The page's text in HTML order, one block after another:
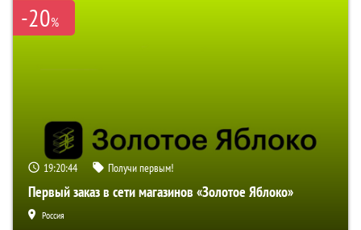
-20%
19:20:43 Получи первым!
Первый заказ в сети магазинов «Золотое Яблоко»
Россия